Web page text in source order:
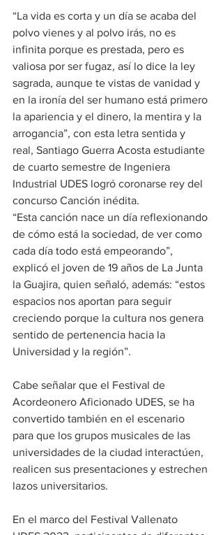
“La vida es corta y un día se acaba del
polvo vienes y al polvo irás, no es
infinita porque es prestada, pero es
valiosa por ser fugaz, así lo dice la ley
sagrada, aunque te vistas de vanidad y
en la ironía del ser humano está primero
la apariencia y el dinero, la mentira y la
arrogancia”, con esta letra sentida y
real, Santiago Guerra Acosta estudiante
de cuarto semestre de Ingeniera
Industrial UDES logró coronarse rey del
concurso Canción inédita.
“Esta canción nace un día reflexionando
de cómo está la sociedad, de ver como
cada día todo está empeorando”,
explicó el joven de 19 años de La Junta
la Guajira, quien señaló, además: “estos
espacios nos aportan para seguir
creciendo porque la cultura nos genera
sentido de pertenencia hacia la
Universidad y la región”.
Cabe señalar que el Festival de
Acordeonero Aficionado UDES, se ha
convertido también en el escenario
para que los grupos musicales de las
universidades de la ciudad interactúen,
realicen sus presentaciones y estrechen
lazos universitarios.
En el marco del Festival Vallenato